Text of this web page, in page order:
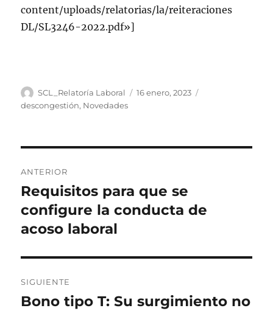
content/uploads/relatorias/la/reiteraciones
DL/SL3246-2022.pdf»]
Autor
SCL_Relatoría Laboral
Publicado
16 enero, 2023
descongestión, Novedades
de
entradas
ANTERIOR
Entrada
anterior:
Requisitos para que se
configure la conducta de
acoso laboral
SIGUIENTE
Entrada
Bono tipo T: Su surgimiento no